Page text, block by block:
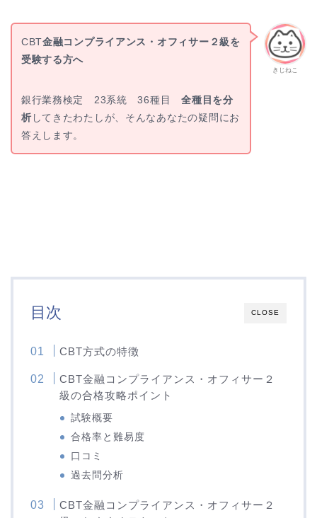
きじねこ
CBT金融コンプライアンス・オフィサー２級を
受験する方へ
銀行業務検定 23系統 36種目全種目を分
析してきたわたしが、そんなあなたの疑問にお
答えします。
CLOSE
目次
CBT方式の特徴
CBT金融コンプライアンス・オフィサー２
級の合格攻略ポイント
試験概要
合格率と難易度
口コミ
過去問分析
CBT金融コンプライアンス・オフィサー２